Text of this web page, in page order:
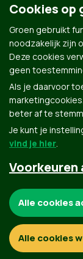
Groen.be
© Copyright Groen 2026 |
Contact
Cookies op
Groen gebruikt
noodzakelijk zijn
Deze cookies
geen
Als je daarvoor
beter af te
Je kunt je
vind je hier.
Voorkeuren
Functionele en
Alle cookies
Alle cookies